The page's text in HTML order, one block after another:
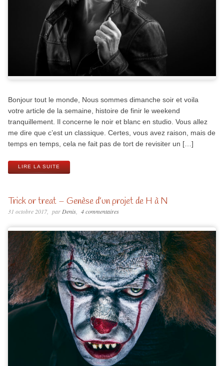
Bonjour tout le monde, Nous sommes dimanche soir et voila
votre article de la semaine, histoire de finir le weekend
tranquillement. Il concerne le noir et blanc en studio. Vous allez
me dire que c’est un classique. Certes, vous avez raison, mais de
temps en temps, cela ne fait pas de tort de revisiter un […]
LIRE LA SUITE
Trick or treat – Genèse d’un projet de H à N
31 octobre 2017 par Denis 4 commentaires